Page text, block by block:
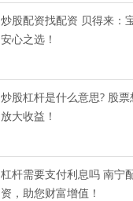
炒股配资找配资 贝得来：
安心之选！
炒股杠杆是什么意思? 股票
放大收益！
杠杆需要支付利息吗 南宁
资，助您财富增值！